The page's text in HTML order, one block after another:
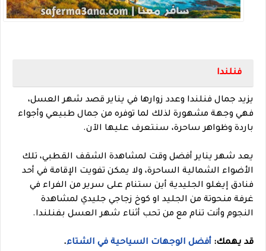
فنلندا
يزيد جمال فنلندا وعدد زوارها في يناير قصد شهر العسل،
فهي وجهة مشهورة لذلك لما توفره من جمال طبيعي وأجواء
باردة وظواهر ساحرة، سنتعرف عليها الآن.
يعد شهر يناير أفضل وقت لمشاهدة الشقف القطبي، تلك
الأضواء الشمالية الساحرة، ولا يمكن تفويت الإقامة في أحد
فنادق إيغلو الجليدية أين ستنام على سرير من الفراء في
غرفة منحوتة من الجليد او كوخ زجاجي جليدي لمشاهدة
النجوم وأنت تنام مع من تحب أثناء شهر العسل بفنلندا.
قد يهمك: أفضل الوجهات السياحية في الشتاء.